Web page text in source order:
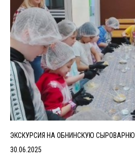
ЭКСКУРСИЯ НА ОБНИНСКУЮ СЫРОВАРНЮ
30.06.2025